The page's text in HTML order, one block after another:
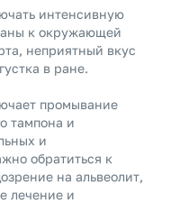
интенсивную
к окружающей
неприятный вкус
в ране.
промывание
тампона и
и
обратиться к
на альвеолит,
лечение и